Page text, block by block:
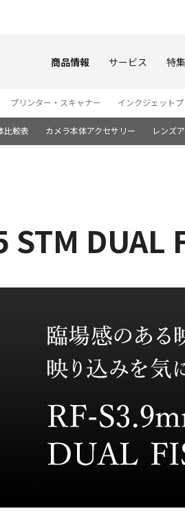
商品情報 サービス 特集
プリンター・スキャナー インクジェット
比較表 カメラ本体アクセサリー レンズ
DUAL